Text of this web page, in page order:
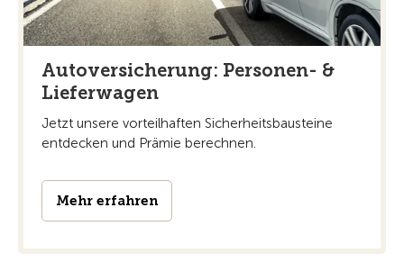
Autoversicherung: Personen- &
Lieferwagen
Jetzt unsere vorteilhaften Sicherheitsbausteine
entdecken und Prämie berechnen.
Mehr erfahren